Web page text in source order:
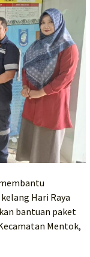
Hari Raya
bantuan paket
Mentok,